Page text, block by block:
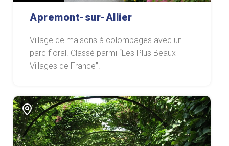
Apremont-sur-Allier
Village de maisons à colombages avec un
parc floral. Classé parmi “Les Plus Beaux
Villages de France”.